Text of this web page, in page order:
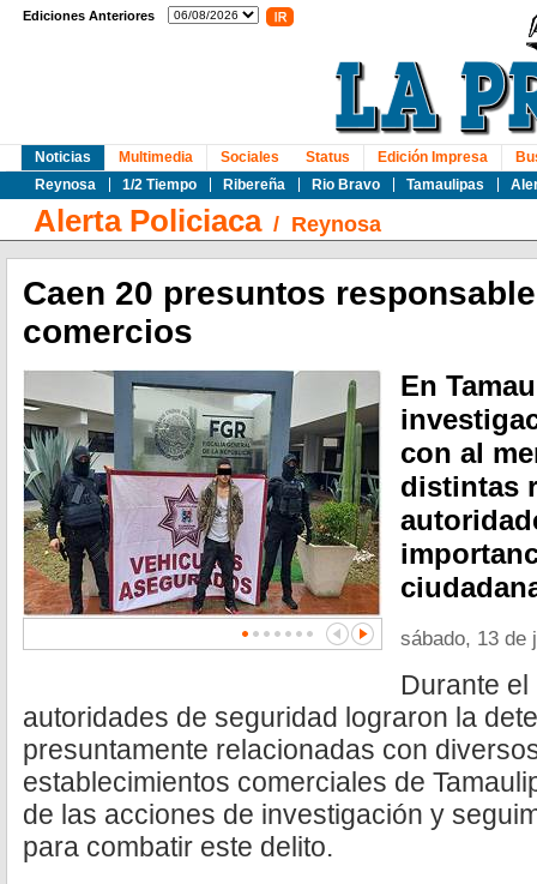
Ediciones Anteriores
Noticias
Reynosa
1/2 Tiempo Ribereña Rio Bravo Tamaulipas
Multimedia Sociales Status Edición Impresa
Alerta Policiaca/ Reynosa
Caen 20 presuntos
comercios
En
con al
distintas
sábado, 13 de
Durante
autoridades de seguridad lograron la
presuntamente relacionadas con
establecimientos comerciales de
de las acciones de investigación y
para combatir este delito.